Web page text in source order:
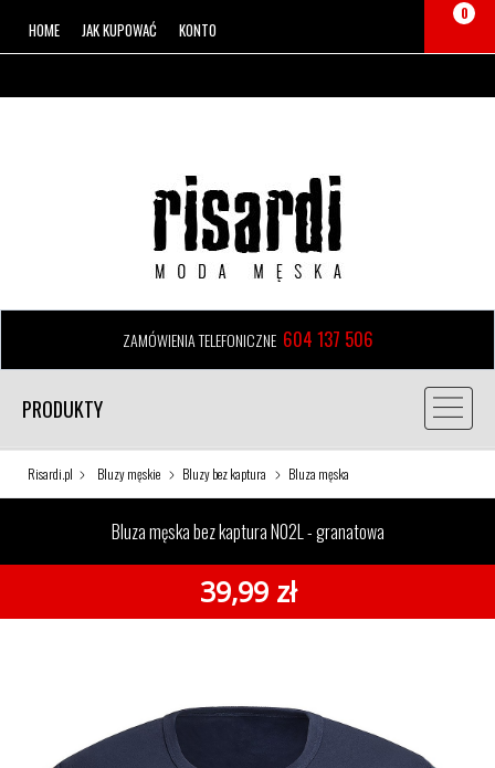
HOME JAK KUPOWAĆ KONTO
0
ZAMÓWIENIA TELEFONICZNE 604 137 506
PRODUKTY
Risardi.pl Bluzy męskie Bluzy bez kaptura Bluza męska
bez kaptura N02L - granatowaBluza męska bez kaptura N02L - granatowa
39,99 zł